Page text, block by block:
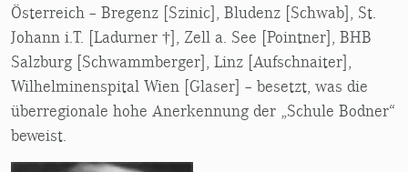
Österreich – Bregenz [Szinic], Bludenz [Schwab], St.
Johann i.T. [Ladurner †], Zell a. See [Pointner], BHB
Salzburg [Schwammberger], Linz [Aufschnaiter],
Wilhelminenspital Wien [Glaser] – besetzt, was die
überregionale hohe Anerkennung der „Schule Bodner“
beweist.